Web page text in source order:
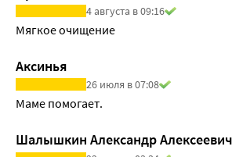
4 августа в 09:16
Мягкое очищение
Аксинья
26 июля в 07:08
Маме помогает.
Шалышкин Александр Алексеевич